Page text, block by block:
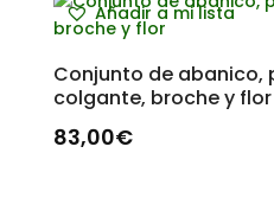
Añadir a mi lista
Conjunto de abanico,
colgante, broche y flor
83,00€